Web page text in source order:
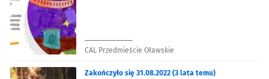
CAL Przedmieście Oławskie
Zakończyło się 31.08.2022 (3 lata temu)